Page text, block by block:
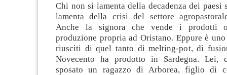
Chi non si lamenta della decadenza dei paesi
lamenta della crisi del settore
Anche la signora che vende i prodotti
produzione propria ad Oristano. Eppure è
riusciti di quel tanto di melting-pot,di
Novecento ha prodotto in Sardegna. Lei,
sposato un ragazzo di Arborea, figlio di